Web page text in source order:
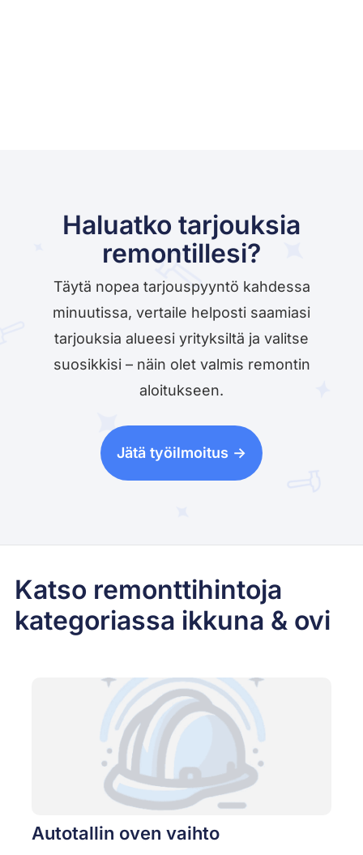
Haluatko tarjouksia
remontillesi?
Täytä nopea tarjouspyyntö kahdessa
minuutissa, vertaile helposti saamiasi
tarjouksia alueesi yrityksiltä ja valitse
suosikkisi – näin olet valmis remontin
aloitukseen.
Jätä työilmoitus ->
Katso remonttihintoja
kategoriassa ikkuna & ovi
Autotallin oven vaihto